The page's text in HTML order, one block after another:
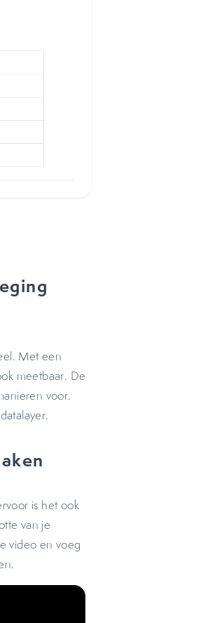
Met een
meetbaar. De
voor.
is het ook
van je
video en voeg